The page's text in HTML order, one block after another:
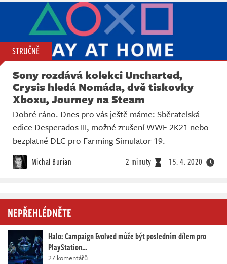
STRUČNĚ
Sony rozdává kolekci Uncharted,
Crysis hledá Nomáda, dvě tiskovky
Xboxu, Journey na Steam
Dobré ráno. Dnes pro vás ještě máme: Sběratelská
edice Desperados III, možné zrušení WWE 2K21 nebo
bezplatné DLC pro Farming Simulator 19.
Michal Burian 2 minuty 15. 4. 2020
NEPŘEHLÉDNĚTE
Halo: Campaign Evolved může být posledním dílem pro
PlayStation…
27 komentářů